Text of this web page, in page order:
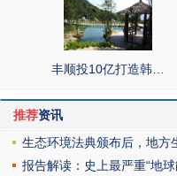
丰顺投10亿打造韩…
推荐资讯
生态环境法典颁布后，地方
报告解读：史上最严重“地